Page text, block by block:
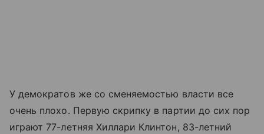
У демократов же со сменяемостью власти все
очень плохо. Первую скрипку в партии до сих пор
играют 77-летняя Хиллари Клинтон, 83-летний